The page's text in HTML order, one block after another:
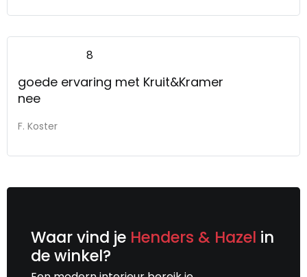
8
goede ervaring met Kruit&Kramer
nee
F. Koster
Waar vind je Henders & Hazel in
de winkel?